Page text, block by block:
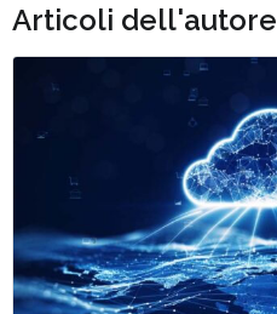
Articoli dell'autore